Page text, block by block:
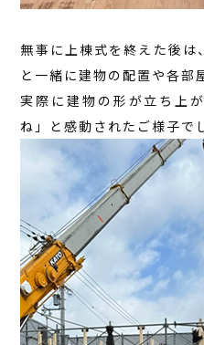
無事に上棟式を終えた後
と一緒に建物の配置や各部
実際に建物の形が立ち上
ね」と感動されたご様子で